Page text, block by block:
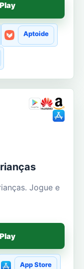
Aptoide
Jogue e
App Store